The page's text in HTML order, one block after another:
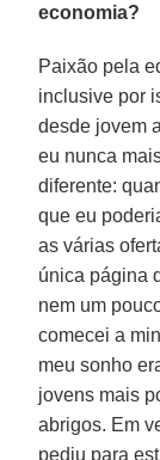
economia?
Paixão pela
inclusive por
desde jovem
eu nunca
diferente:
que eu
as várias
única página
nem um
comecei a
meu sonho
jovens mais
abrigos. Em
pediu para